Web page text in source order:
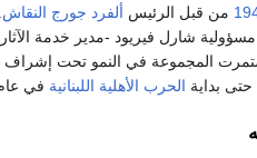
من قبل الرئيس ألفرد جورج النقاش
شارل فيريود -مدير خدمة
واستمرت المجموعة في النمو تحت
حتى بداية الحرب الأهلية اللبنانية في